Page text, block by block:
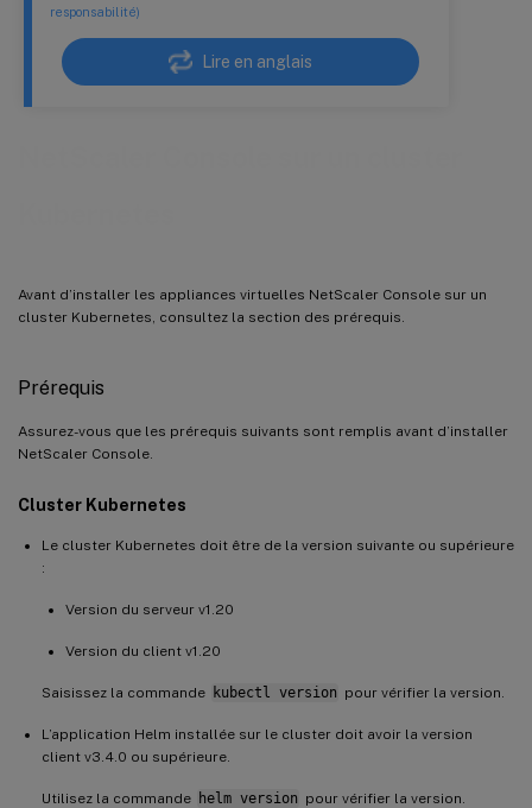
responsabilité)
Lire en anglais
Avant d’installer les appliances virtuelles NetScaler Console sur un
cluster Kubernetes, consultez la section des prérequis.
Prérequis
Assurez-vous que les prérequis suivants sont remplis avant d’installer
NetScaler Console.
Cluster Kubernetes
Le cluster Kubernetes doit être de la version suivante ou supérieure
:
Version du serveur v1.20
Version du client v1.20
Saisissez la commande kubectl version pour vérifier la version.
L’application Helm installée sur le cluster doit avoir la version
client v3.4.0 ou supérieure.
Utilisez la commande helm version pour vérifier la version.